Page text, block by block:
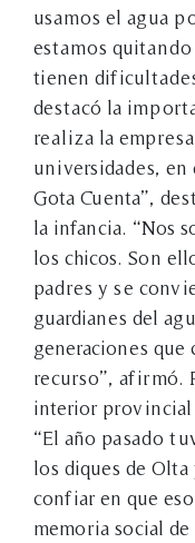
usamos el agua
estamos
tienen
destacó la
realiza la
universidades, en
Gota Cuenta”,
la infancia. “Nos
los chicos. Son
padres y se
guardianes del
generaciones
recurso”, afirmó.
interior provincial
“El año pasado
los diques de
confiar en que
memoria social